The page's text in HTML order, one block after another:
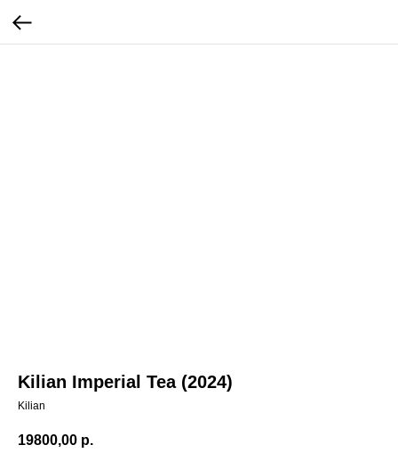
Kilian Imperial Tea (2024)
Kilian
19800,00 р.